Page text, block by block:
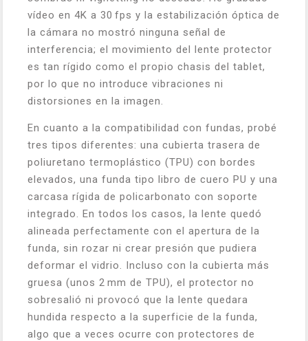
vídeo en 4K a 30 fps y la estabilización óptica de
la cámara no mostró ninguna señal de
interferencia; el movimiento del lente protector
es tan rígido como el propio chasis del tablet,
por lo que no introduce vibraciones ni
distorsiones en la imagen.
En cuanto a la compatibilidad con fundas, probé
tres tipos diferentes: una cubierta trasera de
poliuretano termoplástico (TPU) con bordes
elevados, una funda tipo libro de cuero PU y una
carcasa rígida de policarbonato con soporte
integrado. En todos los casos, la lente quedó
alineada perfectamente con el apertura de la
funda, sin rozar ni crear presión que pudiera
deformar el vidrio. Incluso con la cubierta más
gruesa (unos 2 mm de TPU), el protector no
sobresalió ni provocó que la lente quedara
hundida respecto a la superficie de la funda,
algo que a veces ocurre con protectores de